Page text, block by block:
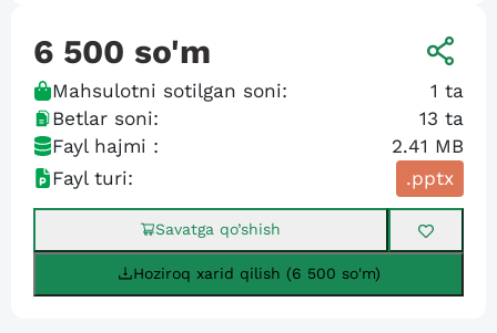
6 500 so'm
Mahsulotni sotilgan soni: 1 ta
Betlar soni:
13 ta
Fayl hajmi :
2.41 MB
Fayl turi:
.pptx
Savatga qo’shish
Hoziroq xarid qilish (6 500 so'm)